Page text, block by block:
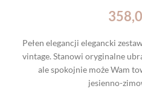
Pełen elegancji elegancki
vintage. Stanowi oryginalne
ale spokojnie może Wam
jesienno-